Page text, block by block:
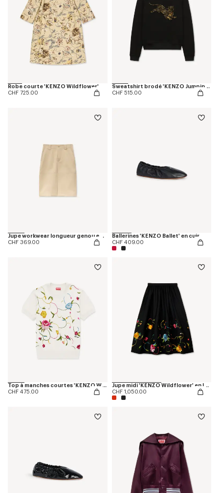
Robe courte 'KENZO Wildflower'
CHF 725.00
Sweatshirt brodé 'KENZO Jumping Tiger' en coton
CHF 515.00
Jupe workwear longueur genou en sergé de coton
CHF 369.00
Ballerines 'KENZO Ballet' en cuir
CHF 409.00
Top à manches courtes 'KENZO Wildflower' en laine et soie
CHF 475.00
Jupe midi 'KENZO Wildflower' en laine vierge
CHF 1,050.00